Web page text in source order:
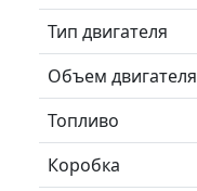
Тип двигателя
Объем двигателя
Топливо
Коробка